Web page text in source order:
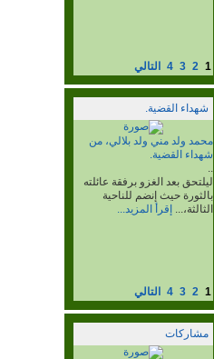
1
2
3
4 التالي
شهداء القضية.
الشهيد شياخ ولد داداه ولد
محمد العبدلا.
..
لهذا كان من اول المنطلقين مع
ابنائه الكبار للإلتحاق بصفوف...
إقرأ المزيد...
1
2
3
4 التالي
مشاركات